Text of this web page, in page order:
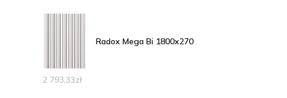
Radox Mega Bi 1800x270
2 793,33zł